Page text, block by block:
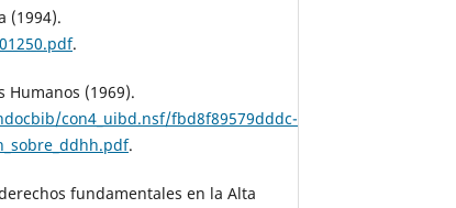
(1994).
.
Humanos (1969).
con4_uibd.nsf/fbd8f89579dddc-
.
fundamentales en la Alta